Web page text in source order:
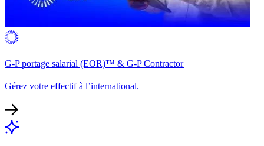
G-P portage salarial (EOR)™ & G-P Contractor​​
Gérez votre effectif à l’international.​​